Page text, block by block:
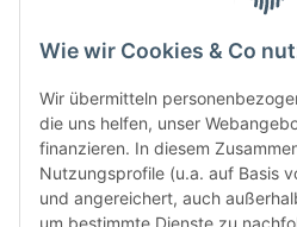
Wie wir Cookies & Co
Wir übermitteln
die uns helfen, unser
finanzieren. In diesem
Nutzungsprofile (u.a. auf Basis
und angereichert, auch